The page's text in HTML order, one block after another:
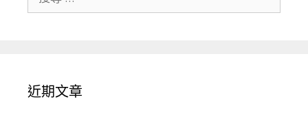
近期文章